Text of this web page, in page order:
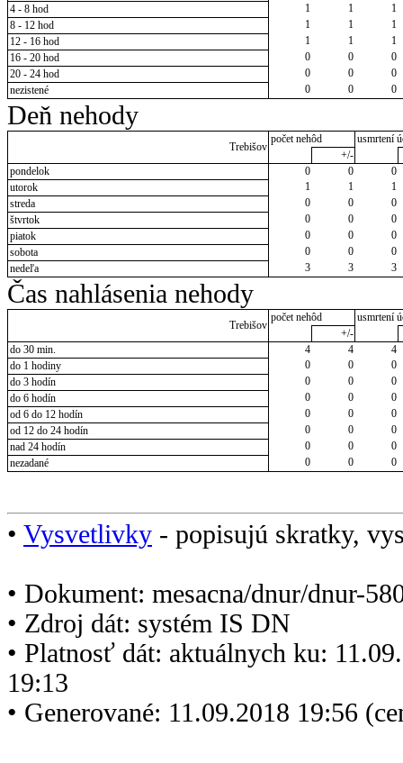
4 - 8 hod
1 1
1
8 - 12 hod
1 1
1
12 - 16 hod
1 1
1
16 - 20 hod
0 0
0
20 - 24 hod
0 0
0
nezistené
0 0 0
Deň nehody
Trebišov
počet nehôd
usmrtení
+/-
pondelok
0 0
0
utorok
1 1
1
streda
0 0
0
štvrtok
0 0
0
piatok
0 0
0
sobota
0 0
0
nedeľa
3 3 3
Čas nahlásenia nehody
Trebišov
počet nehôd
usmrtení
+/-
do 30 min.
4 4
4
do 1 hodiny
0 0
0
do 3 hodín
0 0
0
do 6 hodín
0 0
0
od 6 do 12 hodín
0 0
0
od 12 do 24 hodín
0 0
0
nad 24 hodín
0 0
0
nezadané
0 0 0
• Vysvetlivky - popisujú skratky,
• Dokument: mesacna/dnur/dnur-
• Zdroj dát: systém IS DN
• Platnosť dát: aktuálnych ku:
19:13
• Generované: 11.09.2018 19:56